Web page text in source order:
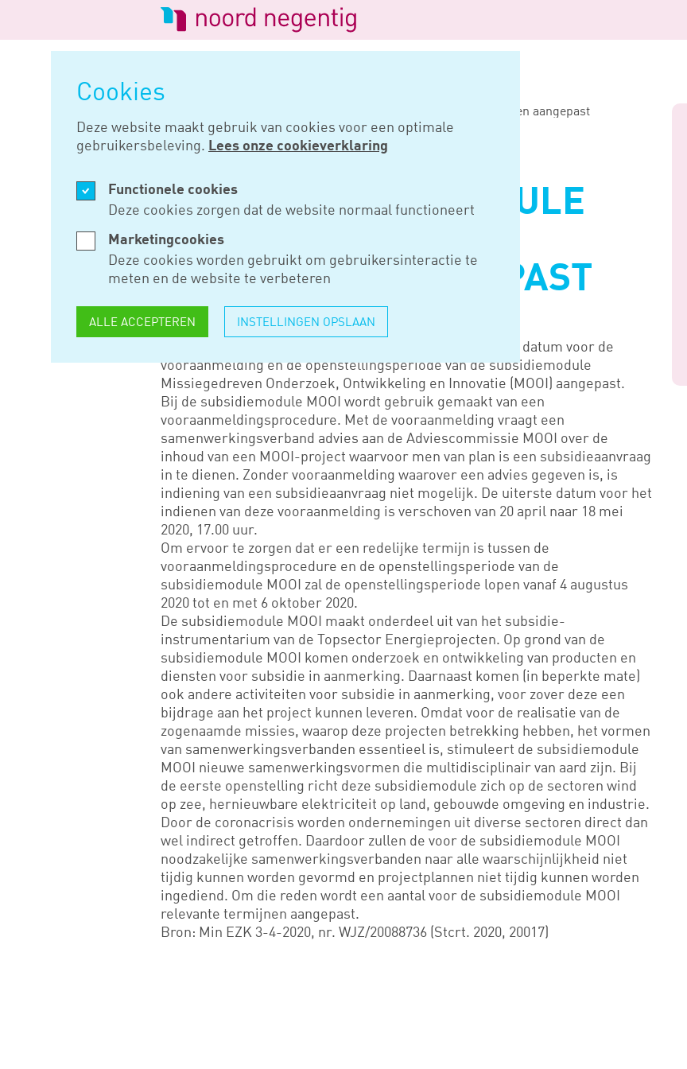
Cookies
Deze website maakt gebruik van cookies voor een optimale
gebruikersbeleving. Lees onze cookieverklaring
Functionele cookies
Deze cookies zorgen dat de website normaal functioneert
Marketingcookies
Deze cookies worden gebruikt om gebruikersinteractie te
meten en de website te verbeteren
ALLE ACCEPTEREN INSTELLINGEN OPSLAAN
Logo
van
Noord
Negentig
Voor subsidiemodule mooi relevante termijnen aangepast
APR 07, 2020
VOOR SUBSIDIEMODULE
MOOI RELEVANTE
TERMIJNEN AANGEPAST
Het ministerie van Economische Zaken heeft de uiterste datum voor de
vooraanmelding en de openstellingsperiode van de subsidiemodule
Missiegedreven Onderzoek, Ontwikkeling en Innovatie (MOOI) aangepast.
Bij de subsidiemodule MOOI wordt gebruik gemaakt van een
vooraanmeldingsprocedure. Met de vooraanmelding vraagt een
samenwerkingsverband advies aan de Adviescommissie MOOI over de
inhoud van een MOOI-project waarvoor men van plan is een subsidieaanvraag
in te dienen. Zonder vooraanmelding waarover een advies gegeven is, is
indiening van een subsidieaanvraag niet mogelijk. De uiterste datum voor het
indienen van deze vooraanmelding is verschoven van 20 april naar 18 mei
2020, 17.00 uur.
Om ervoor te zorgen dat er een redelijke termijn is tussen de
vooraanmeldingsprocedure en de openstellingsperiode van de
subsidiemodule MOOI zal de openstellingsperiode lopen vanaf 4 augustus
2020 tot en met 6 oktober 2020.
De subsidiemodule MOOI maakt onderdeel uit van het subsidie-
instrumentarium van de Topsector Energieprojecten. Op grond van de
subsidiemodule MOOI komen onderzoek en ontwikkeling van producten en
diensten voor subsidie in aanmerking. Daarnaast komen (in beperkte mate)
ook andere activiteiten voor subsidie in aanmerking, voor zover deze een
bijdrage aan het project kunnen leveren. Omdat voor de realisatie van de
zogenaamde missies, waarop deze projecten betrekking hebben, het vormen
van samenwerkingsverbanden essentieel is, stimuleert de subsidiemodule
MOOI nieuwe samenwerkingsvormen die multidisciplinair van aard zijn. Bij
de eerste openstelling richt deze subsidiemodule zich op de sectoren wind
op zee, hernieuwbare elektriciteit op land, gebouwde omgeving en industrie.
Door de coronacrisis worden ondernemingen uit diverse sectoren direct dan
wel indirect getroffen. Daardoor zullen de voor de subsidiemodule MOOI
noodzakelijke samenwerkingsverbanden naar alle waarschijnlijkheid niet
tijdig kunnen worden gevormd en projectplannen niet tijdig kunnen worden
ingediend. Om die reden wordt een aantal voor de subsidiemodule MOOI
relevante termijnen aangepast.
Bron: Min EZK 3-4-2020, nr. WJZ/20088736 (Stcrt. 2020, 20017)